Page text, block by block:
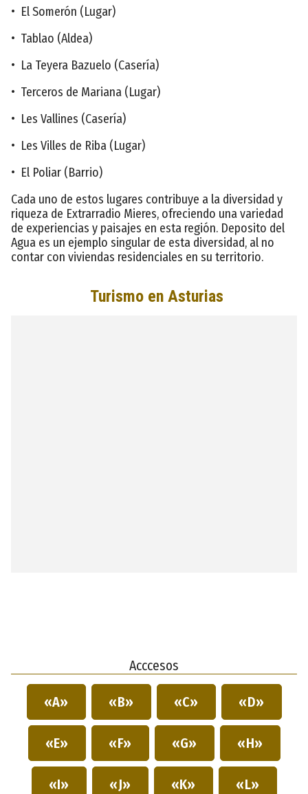
• El Somerón (Lugar)
• Tablao (Aldea)
• La Teyera Bazuelo (Casería)
• Terceros de Mariana (Lugar)
• Les Vallines (Casería)
• Les Villes de Riba (Lugar)
• El Poliar (Barrio)
Cada uno de estos lugares contribuye a la diversidad y
riqueza de Extrarradio Mieres, ofreciendo una variedad
de experiencias y paisajes en esta región. Deposito del
Agua es un ejemplo singular de esta diversidad, al no
contar con viviendas residenciales en su territorio.
Acccesos
«A» «B» «C» «D»
«E» «F» «G» «H»
«I» «J» «K» «L»